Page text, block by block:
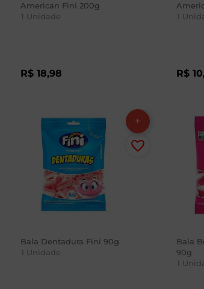
American Fini 200g
1 Unidade
R$ 18,98
1
R$ 10
Bala Dentadura Fini 90g
1 Unidade
Bala
90g
1